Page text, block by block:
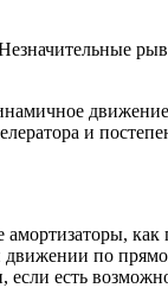
и
амортизаторы,
движении по
есть